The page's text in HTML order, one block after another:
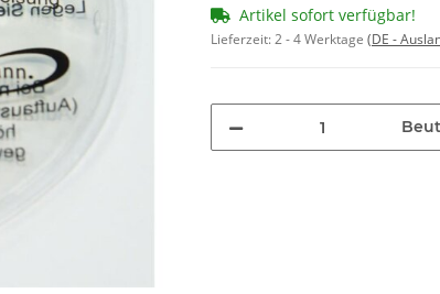
Artikel sofort verfügbar!
Lieferzeit:2 - 4 Werktage (DE -